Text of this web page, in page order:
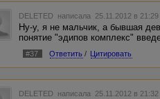
DELETED написала 25.11.2012 в
Ну-у, я не мальчик, а бывшая
понятие "эдипов комплекс"
#37 Ответить / Цитировать
DELETED написала 25.11.2012 в